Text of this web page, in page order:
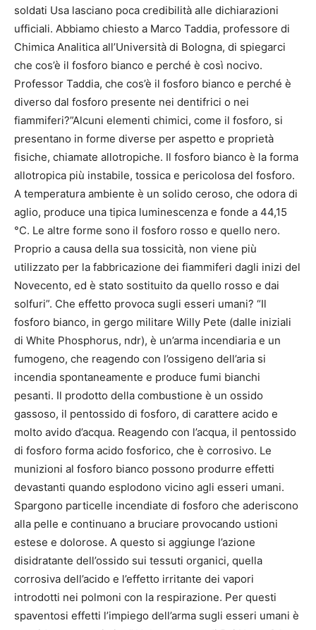
soldati Usa lasciano poca credibilità alle dichiarazioni
ufficiali. Abbiamo chiesto a Marco Taddia, professore di
Chimica Analitica all’Università di Bologna, di spiegarci
che cos’è il fosforo bianco e perché è così nocivo.
Professor Taddia, che cos’è il fosforo bianco e perché è
diverso dal fosforo presente nei dentifrici o nei
fiammiferi?”Alcuni elementi chimici, come il fosforo, si
presentano in forme diverse per aspetto e proprietà
fisiche, chiamate allotropiche. Il fosforo bianco è la forma
allotropica più instabile, tossica e pericolosa del fosforo.
A temperatura ambiente è un solido ceroso, che odora di
aglio, produce una tipica luminescenza e fonde a 44,15
°C. Le altre forme sono il fosforo rosso e quello nero.
Proprio a causa della sua tossicità, non viene più
utilizzato per la fabbricazione dei fiammiferi dagli inizi del
Novecento, ed è stato sostituito da quello rosso e dai
solfuri”. Che effetto provoca sugli esseri umani? “Il
fosforo bianco, in gergo militare Willy Pete (dalle iniziali
di White Phosphorus, ndr), è un’arma incendiaria e un
fumogeno, che reagendo con l’ossigeno dell’aria si
incendia spontaneamente e produce fumi bianchi
pesanti. Il prodotto della combustione è un ossido
gassoso, il pentossido di fosforo, di carattere acido e
molto avido d’acqua. Reagendo con l’acqua, il pentossido
di fosforo forma acido fosforico, che è corrosivo. Le
munizioni al fosforo bianco possono produrre effetti
devastanti quando esplodono vicino agli esseri umani.
Spargono particelle incendiate di fosforo che aderiscono
alla pelle e continuano a bruciare provocando ustioni
estese e dolorose. A questo si aggiunge l’azione
disidratante dell’ossido sui tessuti organici, quella
corrosiva dell’acido e l’effetto irritante dei vapori
introdotti nei polmoni con la respirazione. Per questi
spaventosi effetti l’impiego dell’arma sugli esseri umani è